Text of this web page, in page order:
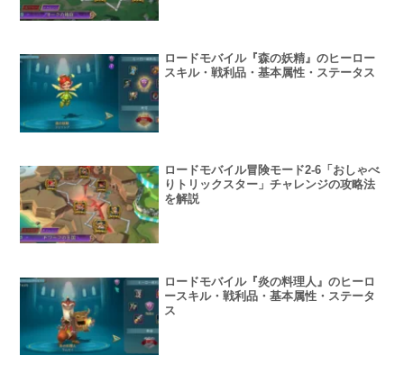
ロードモバイル『森の妖精』のヒーロー
スキル・戦利品・基本属性・ステータス
ロードモバイル冒険モード2-6「おしゃべ
りトリックスター」チャレンジの攻略法
を解説
ロードモバイル『炎の料理人』のヒーロ
ースキル・戦利品・基本属性・ステータ
ス